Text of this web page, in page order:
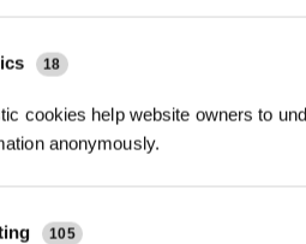
18
cookies help website owners to
anonymously.
105
X2 OMNI est doté de
de chaque pièce avec une
un système de flux d'air avancé,
sans perturber la tranquillité
de profiter d’un mode silencieux